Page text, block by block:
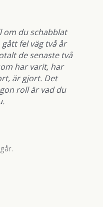
om du schabblat
fel väg två år
de senaste två
har varit, har
är gjort. Det
roll är vad du